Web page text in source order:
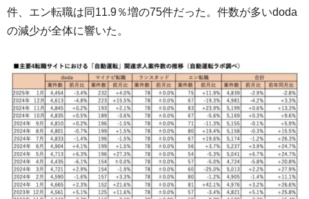
件、エン転職は同11.9％増の75件だった。件数が多いdoda
の減少が全体に響いた。